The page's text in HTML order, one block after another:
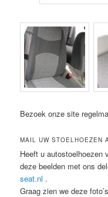
Bezoek onze site
MAIL UW STOELHOEZEN
Heeft u autostoelhoezen
deze beelden met ons
seat.nl .
Graag zien we deze